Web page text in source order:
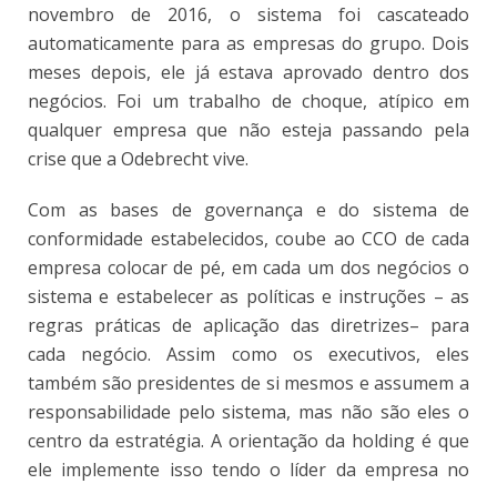
novembro de 2016, o sistema foi cascateado
automaticamente para as empresas do grupo. Dois
meses depois, ele já estava aprovado dentro dos
negócios. Foi um trabalho de choque, atípico em
qualquer empresa que não esteja passando pela
crise que a Odebrecht vive.
Com as bases de governança e do sistema de
conformidade estabelecidos, coube ao CCO de cada
empresa colocar de pé, em cada um dos negócios o
sistema e estabelecer as políticas e instruções – as
regras práticas de aplicação das diretrizes– para
cada negócio. Assim como os executivos, eles
também são presidentes de si mesmos e assumem a
responsabilidade pelo sistema, mas não são eles o
centro da estratégia. A orientação da holding é que
ele implemente isso tendo o líder da empresa no